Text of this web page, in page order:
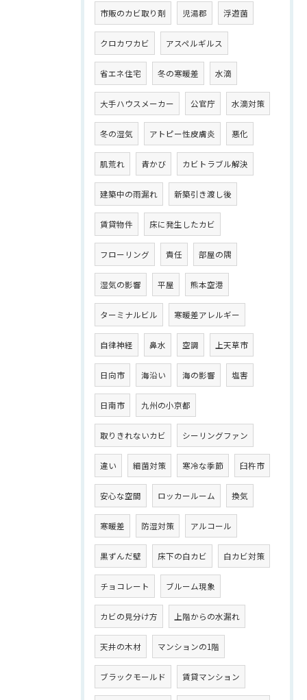
市販のカビ取り剤 児湯郡 浮遊菌
クロカワカビ アスペルギルス
省エネ住宅 冬の寒暖差 水滴
大手ハウスメーカー 公官庁 水滴対策
冬の湿気 アトピー性皮膚炎 悪化
肌荒れ 青かび カビトラブル解決
建築中の雨漏れ 新築引き渡し後
賃貸物件 床に発生したカビ
フローリング 責任 部屋の隅
湿気の影響 平屋 熊本空港
ターミナルビル 寒暖差アレルギー
自律神経 鼻水 空調 上天草市
日向市 海沿い 海の影響 塩害
日南市 九州の小京都
取りきれないカビ シーリングファン
違い 細菌対策 寒冷な季節 臼杵市
安心な空間 ロッカールーム 換気
寒暖差 防湿対策 アルコール
黒ずんだ壁 床下の白カビ 白カビ対策
チョコレート ブルーム現象
カビの見分け方 上階からの水漏れ
天井の木材 マンションの1階
ブラックモールド 賃貸マンション